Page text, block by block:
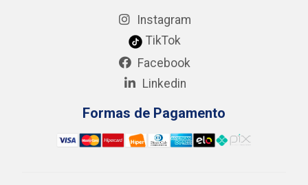
Instagram
TikTok
Facebook
Linkedin
Formas de Pagamento